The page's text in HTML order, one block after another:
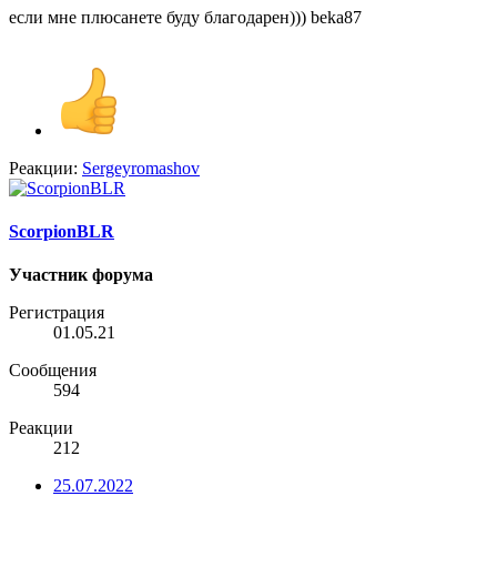
если мне плюсанете буду благодарен))) beka87
Реакции: Sergeyromashov
ScorpionBLR
Участник форума
Регистрация
01.05.21
Сообщения
594
Реакции
212
25.07.2022